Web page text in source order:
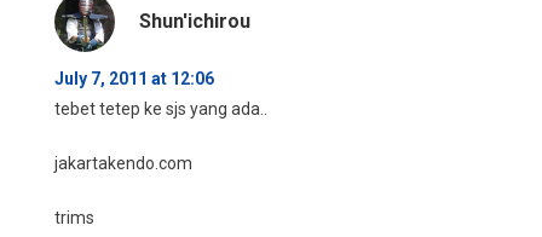
Shun'ichirou
July 7, 2011 at 12:06
tebet tetep ke sjs yang ada..
jakartakendo.com
trims